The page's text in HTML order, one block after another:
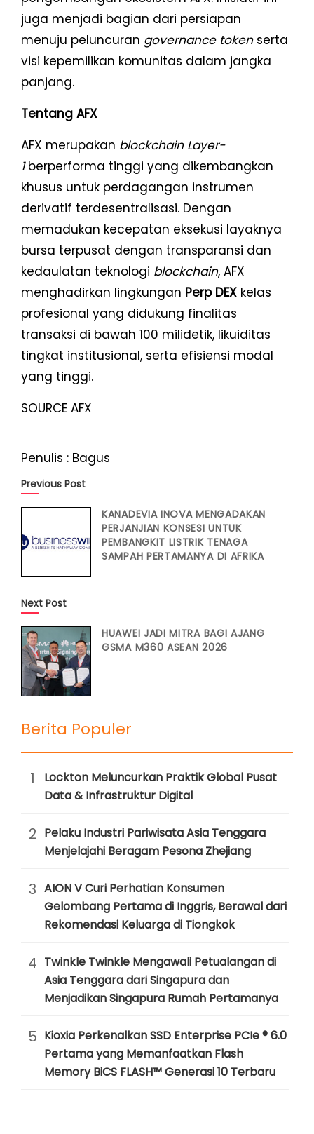
juga menjadi bagian dari persiapan
menuju peluncuran governance tokenserta
visi kepemilikan komunitas dalam jangka
panjang.
Tentang AFX
AFX merupakan blockchain Layer-
1berperforma tinggi yang dikembangkan
khusus untuk perdagangan instrumen
derivatif terdesentralisasi. Dengan
memadukan kecepatan eksekusi layaknya
bursa terpusat dengan transparansi dan
kedaulatan teknologi blockchain, AFX
menghadirkan lingkungan Perp DEX kelas
profesional yang didukung finalitas
transaksi di bawah 100 milidetik, likuiditas
tingkat institusional, serta efisiensi modal
yang tinggi.
SOURCE AFX
Penulis : Bagus
Previous Post
KANADEVIA INOVA MENGADAKAN
PERJANJIAN KONSESI UNTUK
PEMBANGKIT LISTRIK TENAGA
SAMPAH PERTAMANYA DI AFRIKA
Next Post
HUAWEI JADI MITRA BAGI AJANG
GSMA M360 ASEAN 2026
Berita Populer
1
Lockton Meluncurkan Praktik Global Pusat
Data & Infrastruktur Digital
2 Pelaku Industri Pariwisata Asia Tenggara
Menjelajahi Beragam Pesona Zhejiang
3 AION V Curi Perhatian Konsumen
Gelombang Pertama di Inggris, Berawal dari
Rekomendasi Keluarga di Tiongkok
4 Twinkle Twinkle Mengawali Petualangan di
Asia Tenggara dari Singapura dan
Menjadikan Singapura Rumah Pertamanya
5 Kioxia Perkenalkan SSD Enterprise PCIe ® 6.0
Pertama yang Memanfaatkan Flash
Memory BiCS FLASH™ Generasi 10 Terbaru